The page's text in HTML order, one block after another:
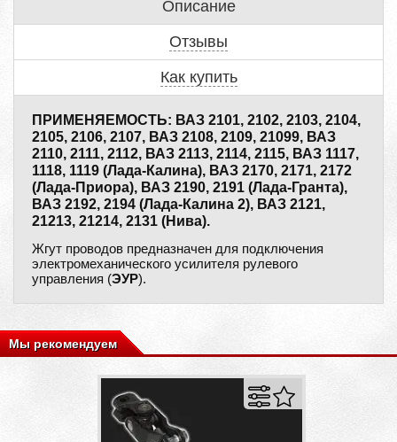
Описание
Отзывы
Как купить
ПРИМЕНЯЕМОСТЬ: ВАЗ 2101, 2102, 2103, 2104,
2105, 2106, 2107, ВАЗ 2108, 2109, 21099, ВАЗ
2110, 2111, 2112, ВАЗ 2113, 2114, 2115, ВАЗ 1117,
1118, 1119 (Лада-Калина), ВАЗ 2170, 2171, 2172
(Лада-Приора), ВАЗ 2190, 2191 (Лада-Гранта),
ВАЗ 2192, 2194 (Лада-Калина 2), ВАЗ 2121,
21213, 21214, 2131 (Нива).
Жгут проводов предназначен для подключения
электромеханического усилителя рулевого
управления (ЭУР).
Мы рекомендуем